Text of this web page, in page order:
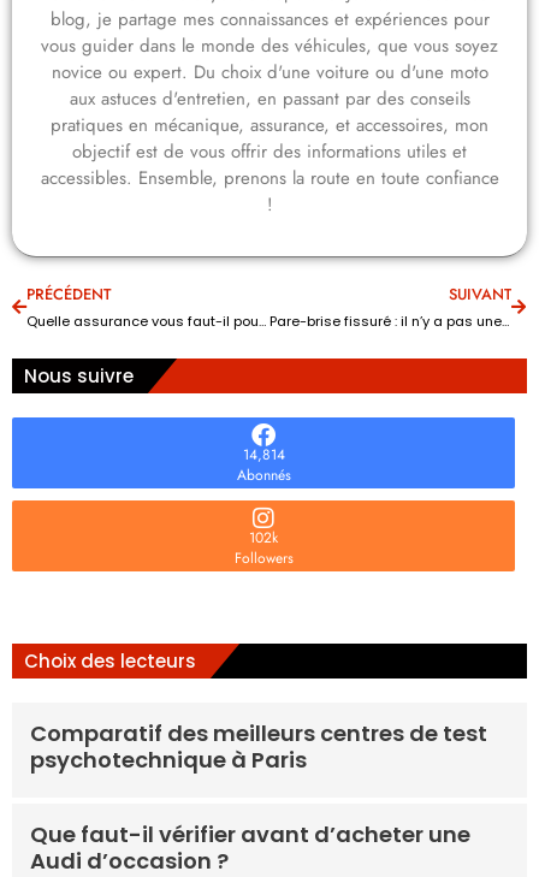
blog, je partage mes connaissances et expériences pour
vous guider dans le monde des véhicules, que vous soyez
novice ou expert. Du choix d'une voiture ou d'une moto
aux astuces d'entretien, en passant par des conseils
pratiques en mécanique, assurance, et accessoires, mon
objectif est de vous offrir des informations utiles et
accessibles. Ensemble, prenons la route en toute confiance
!
PRÉCÉDENT
Quelle assurance vous faut-il pour votre deux-roues ?
SUIVANT
Pare-brise fissuré : il n’y a pas une minute à perdre
Nous suivre
14,814
Abonnés
102k
Followers
Choix des lecteurs
Comparatif des meilleurs centres de test
psychotechnique à Paris
Que faut-il vérifier avant d’acheter une
Audi d’occasion ?